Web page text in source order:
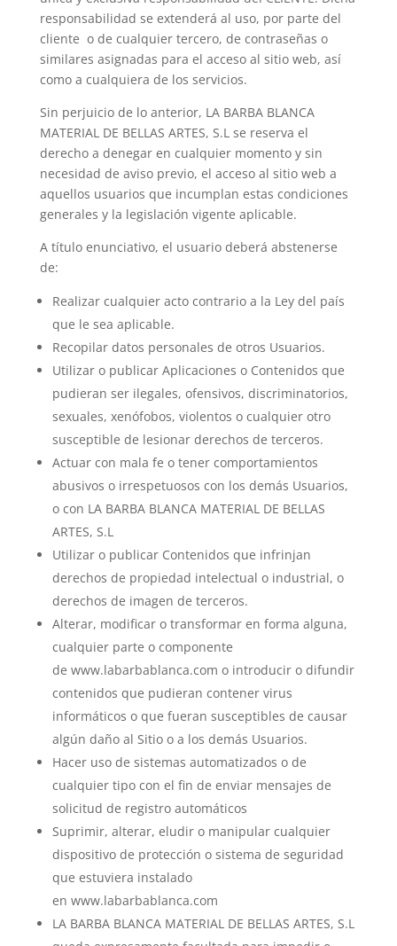
responsabilidad se extenderá al uso, por parte del
cliente o de cualquier tercero, de contraseñas o
similares asignadas para el acceso al sitio web, así
como a cualquiera de los servicios.
Sin perjuicio de lo anterior, LA BARBA BLANCA
MATERIAL DE BELLAS ARTES, S.L se reserva el
derecho a denegar en cualquier momento y sin
necesidad de aviso previo, el acceso al sitio web a
aquellos usuarios que incumplan estas condiciones
generales y la legislación vigente aplicable.
A título enunciativo, el usuario deberá abstenerse
de:
Realizar cualquier acto contrario a la Ley del país
que le sea aplicable.
Recopilar datos personales de otros Usuarios.
Utilizar o publicar Aplicaciones o Contenidos que
pudieran ser ilegales, ofensivos, discriminatorios,
sexuales, xenófobos, violentos o cualquier otro
susceptible de lesionar derechos de terceros.
Actuar con mala fe o tener comportamientos
abusivos o irrespetuosos con los demás Usuarios,
o con LA BARBA BLANCA MATERIAL DE BELLAS
ARTES, S.L
Utilizar o publicar Contenidos que infrinjan
derechos de propiedad intelectual o industrial, o
derechos de imagen de terceros.
Alterar, modificar o transformar en forma alguna,
cualquier parte o componente
de www.labarbablanca.com o introducir o difundir
contenidos que pudieran contener virus
informáticos o que fueran susceptibles de causar
algún daño al Sitio o a los demás Usuarios.
Hacer uso de sistemas automatizados o de
cualquier tipo con el fin de enviar mensajes de
solicitud de registro automáticos
Suprimir, alterar, eludir o manipular cualquier
dispositivo de protección o sistema de seguridad
que estuviera instalado
en www.labarbablanca.com
LA BARBA BLANCA MATERIAL DE BELLAS ARTES, S.L